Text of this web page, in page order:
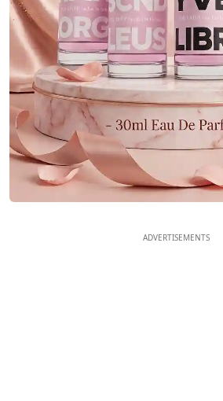
ADVERTISEMENTS